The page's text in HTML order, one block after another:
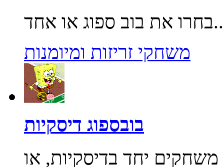
או אחד...
משחקי זריזות ומיומנות
בובספוג דיסקיות